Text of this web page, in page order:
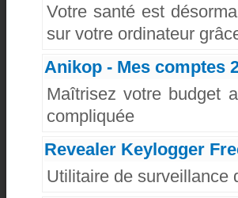
Votre santé est
sur votre ordinateur
Anikop - Mes comptes
Maîtrisez votre budget
compliquée
Revealer Keylogger
Utilitaire de surveillance